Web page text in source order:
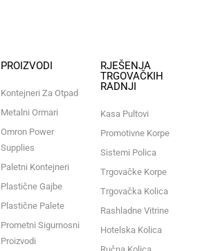
PROIZVODI
Kontejneri Za Otpad
Metalni Ormari
Omron Power
Supplies
Paletni Kontejneri
Plastične Gajbe
Plastične Palete
Prometni Sigurnosni
Proizvodi
RJEŠENJA
TRGOVAČKIH
RADNJI
Kasa Pultovi
Promotivne Korpe
Sistemi Polica
Trgovačke Korpe
Trgovačka Kolica
Rashladne Vitrine
Hotelska Kolica